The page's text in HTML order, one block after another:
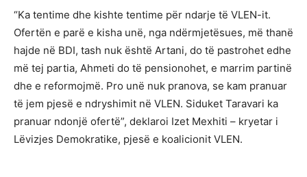
“Ka tentime dhe kishte tentime për ndarje të VLEN-it.
Ofertën e parë e kisha unë, nga ndërmjetësues, më thanë
hajde në BDI, tash nuk është Artani, do të pastrohet edhe
më tej partia, Ahmeti do të pensionohet, e marrim partinë
dhe e reformojmë. Pro unë nuk pranova, se kam pranuar
të jem pjesë e ndryshimit në VLEN. Siduket Taravari ka
pranuar ndonjë ofertë”, deklaroi Izet Mexhiti – kryetar i
Lëvizjes Demokratike, pjesë e koalicionit VLEN.